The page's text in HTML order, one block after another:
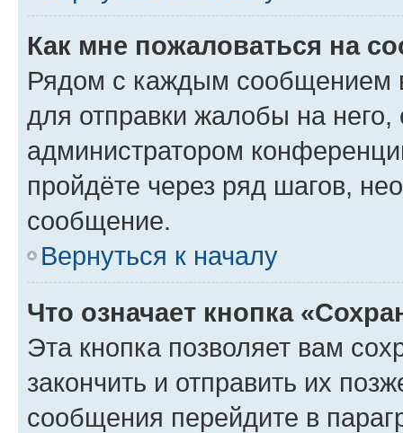
Как мне пожаловаться на
Рядом с каждым сообщением
для отправки жалобы на
администратором
пройдёте через ряд шагов,
сообщение.
Вернуться к началу
Что означает кнопка
Эта кнопка позволяет вам
закончить и отправить их
сообщения перейдите в